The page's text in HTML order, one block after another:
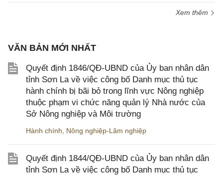
Xem thêm
VĂN BẢN MỚI NHẤT
Quyết định 1846/QĐ-UBND của Ủy ban nhân dân
tỉnh Sơn La về việc công bố Danh mục thủ tục
hành chính bị bãi bỏ trong lĩnh vực Nông nghiệp
thuộc phạm vi chức năng quản lý Nhà nước của
Sở Nông nghiệp và Môi trường
Hành chính Nông nghiệp-Lâm nghiệp
Quyết định 1844/QĐ-UBND của Ủy ban nhân dân
tỉnh Sơn La về việc công bố Danh mục thủ tục